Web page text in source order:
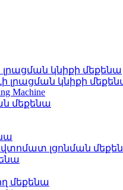
կնիքի մեքենա
լրացման կնիքի
Machine
մեքենա
լցոնման
մեքենա